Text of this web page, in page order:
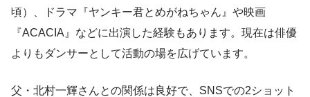
頃）、ドラマ『ヤンキー君とめがねちゃん』や映画
『ACACIA』などに出演した経験もあります。現在は俳優
よりもダンサーとして活動の場を広げています。
父・北村一輝さんとの関係は良好で、SNSでの2ショット